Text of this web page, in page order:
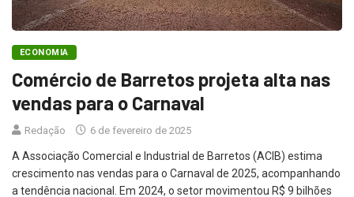
ECONOMIA
Comércio de Barretos projeta alta nas
vendas para o Carnaval
Redação 6 de fevereiro de 2025
A Associação Comercial e Industrial de Barretos (ACIB) estima
crescimento nas vendas para o Carnaval de 2025, acompanhando
a tendência nacional. Em 2024, o setor movimentou R$ 9 bilhões